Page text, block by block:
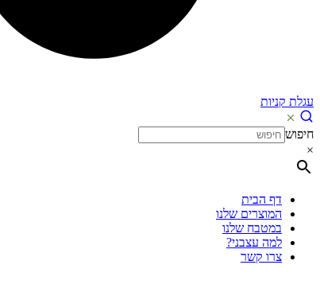
עגלת קניות
חיפוש
×
דף הבית
המוצרים שלנו
במטבח שלנו
למה עצבני?
צרו קשר